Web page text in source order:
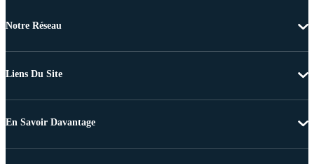
Notre Réseau
Liens Du Site
En Savoir Davantage